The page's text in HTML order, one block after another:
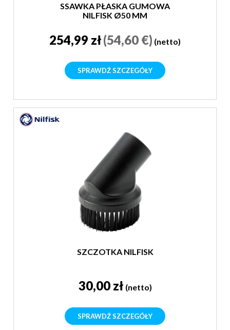
SSAWKA PŁASKA GUMOWA
NILFISK Ø50 MM
254,99 zł(54,60 €) (netto)
SPRAWDŹ SZCZEGÓŁY
SZCZOTKA NILFISK
30,00 zł (netto)
SPRAWDŹ SZCZEGÓŁY